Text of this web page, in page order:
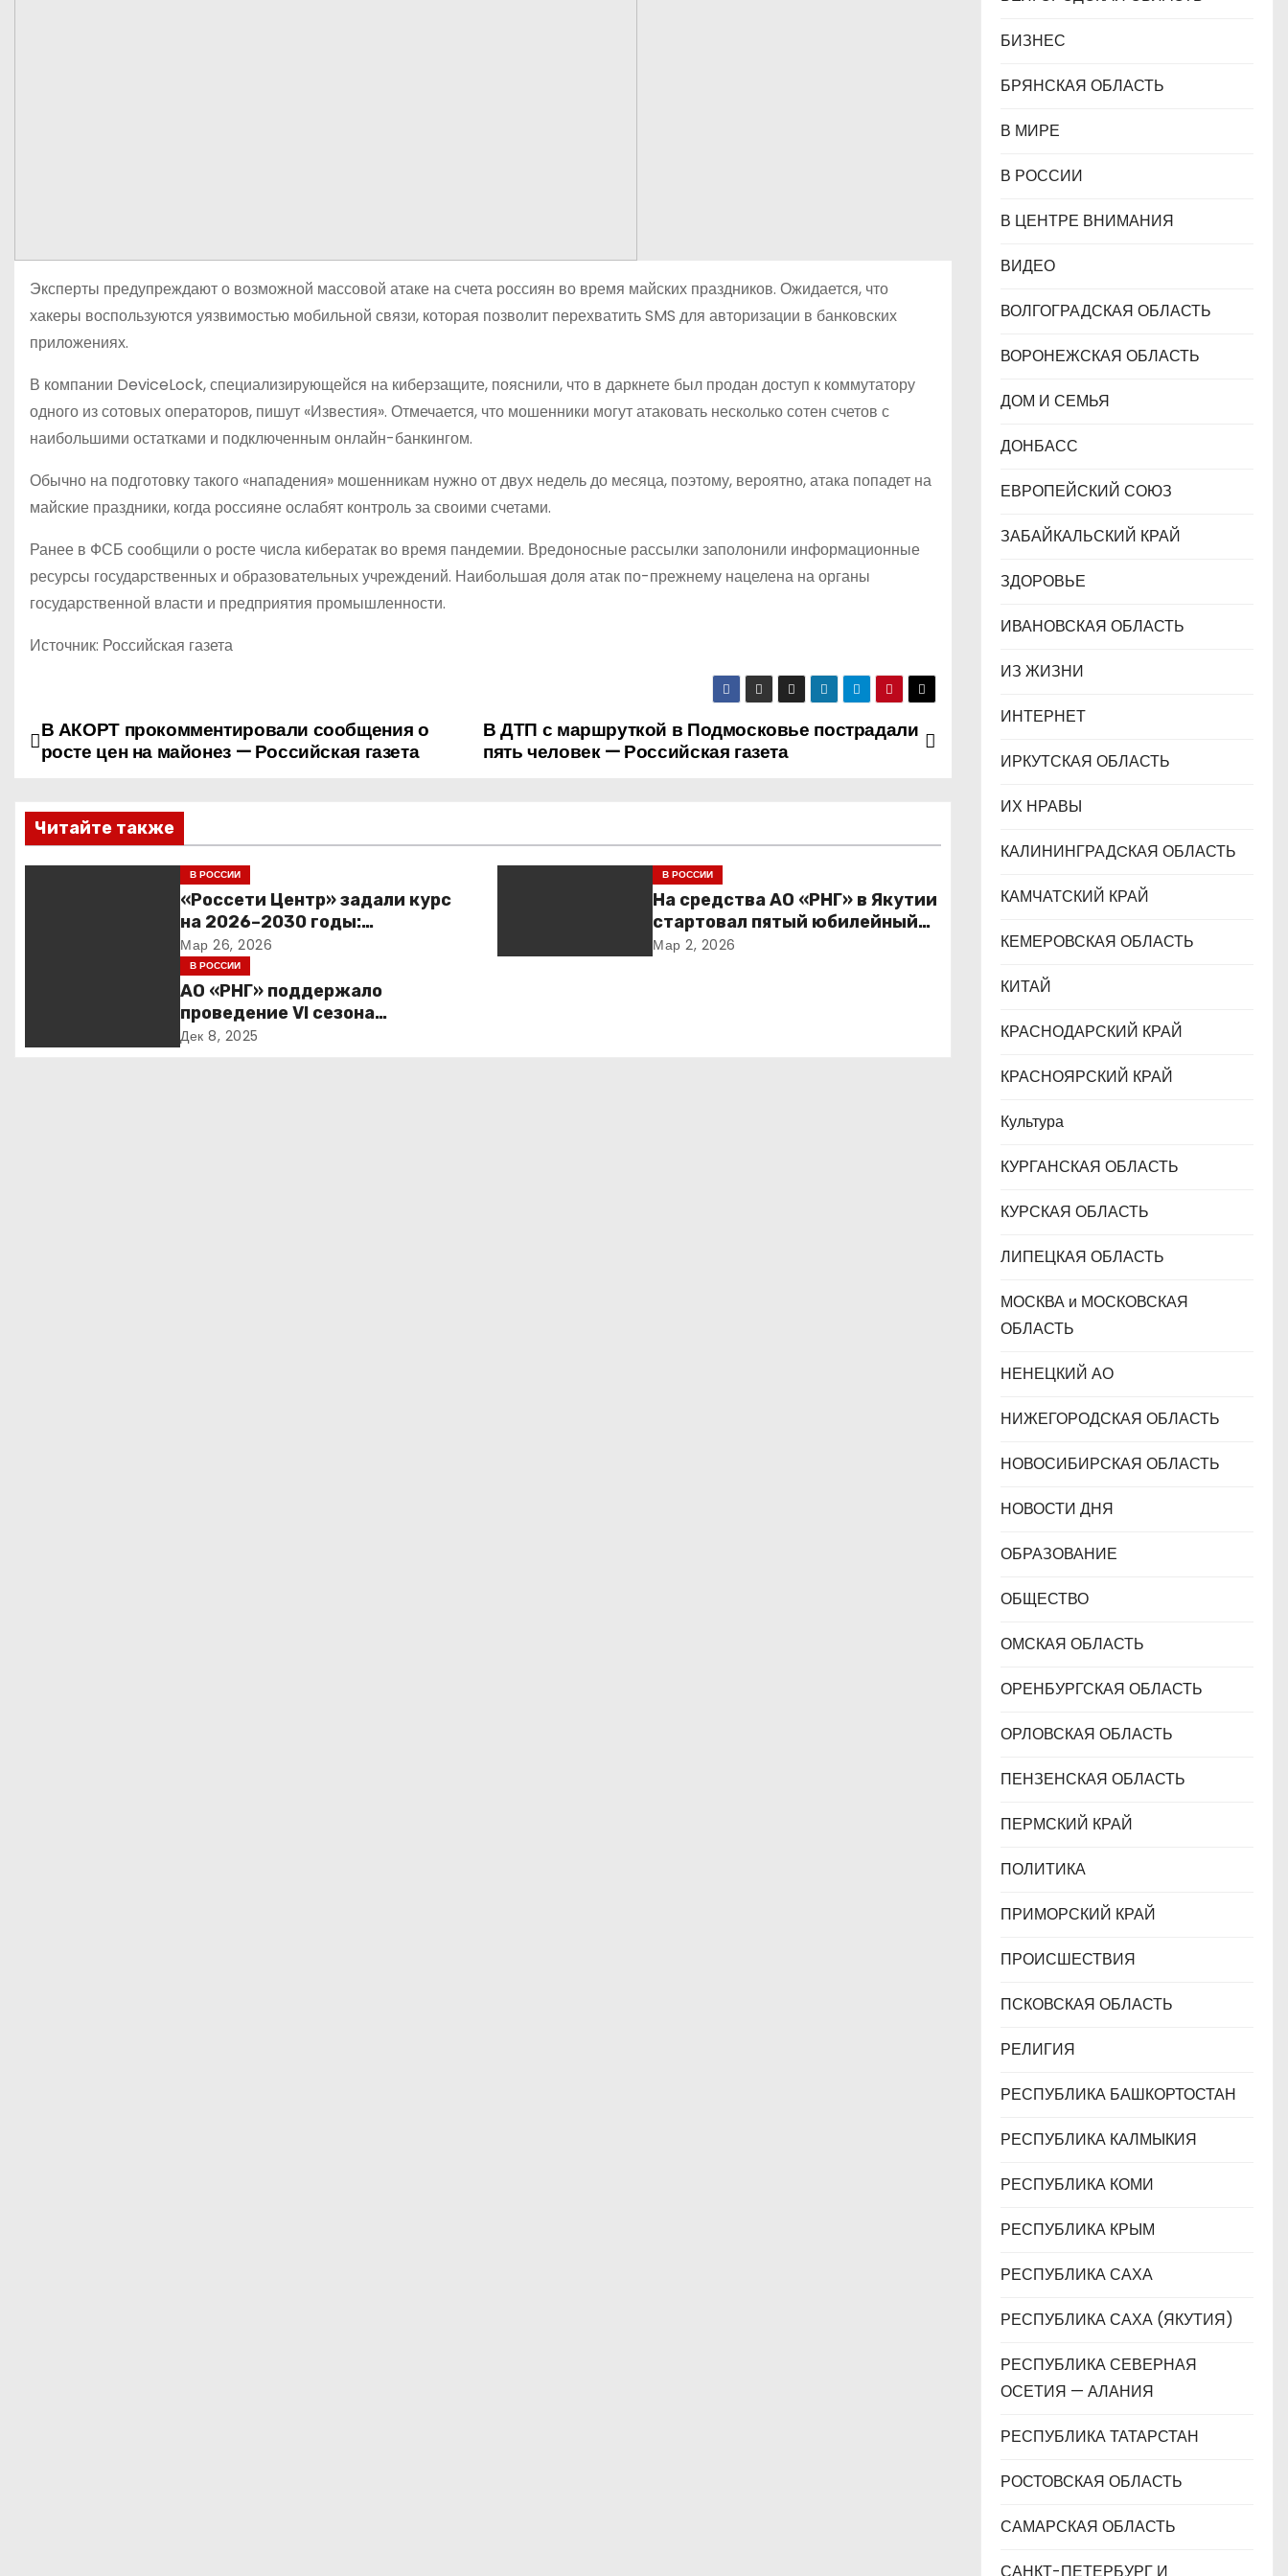
Эксперты предупреждают о возможной массовой атаке на счета россиян во время майских праздников. Ожидается, что
хакеры воспользуются уязвимостью мобильной связи, которая позволит перехватить SMS для авторизации в банковских
приложениях.
В компании DeviceLock, специализирующейся на киберзащите, пояснили, что в даркнете был продан доступ к коммутатору
одного из сотовых операторов, пишут «Известия». Отмечается, что мошенники могут атаковать несколько сотен счетов с
наибольшими остатками и подключенным онлайн-банкингом.
Обычно на подготовку такого «нападения» мошенникам нужно от двух недель до месяца, поэтому, вероятно, атака попадет на
майские праздники, когда россияне ослабят контроль за своими счетами.
Ранее в ФСБ сообщили о росте числа кибератак во время пандемии. Вредоносные рассылки заполонили информационные
ресурсы государственных и образовательных учреждений. Наибольшая доля атак по-прежнему нацелена на органы
государственной власти и предприятия промышленности.
Источник: Российская газета
Н
в
и
я
В ДТП с маршруткой в Подмосковье пострадали
пять человек — Российская газета
В АКОРТ прокомментировали сообщения о
росте цен на майонез — Российская газета
Читайте также
В РОССИИ
«Россети Центр» задали курс
на 2026–2030 годы:
инвестиции в надежность и
сбалансированная финансовая
политика
Мар 26, 2026
В РОССИИ
На средства АО «РНГ» в Якутии
стартовал пятый юбилейный
конкурс в сфере образования
Мар 2, 2026
В РОССИИ
АО «РНГ» поддержало
проведение VI сезона
международной детско-
Дек 8, 2025
БИЗНЕС
БРЯНСКАЯ ОБЛАСТЬ
В МИРЕ
В РОССИИ
В ЦЕНТРЕ ВНИМАНИЯ
ВИДЕО
ВОЛГОГРАДСКАЯ ОБЛАСТЬ
ВОРОНЕЖСКАЯ ОБЛАСТЬ
ДОМ И СЕМЬЯ
ДОНБАСС
ЕВРОПЕЙСКИЙ СОЮЗ
ЗАБАЙКАЛЬСКИЙ КРАЙ
ЗДОРОВЬЕ
ИВАНОВСКАЯ ОБЛАСТЬ
ИЗ ЖИЗНИ
ИНТЕРНЕТ
ИРКУТСКАЯ ОБЛАСТЬ
ИХ НРАВЫ
КАЛИНИНГРАДCКАЯ ОБЛАСТЬ
КАМЧАТСКИЙ КРАЙ
КЕМЕРОВСКАЯ ОБЛАСТЬ
КИТАЙ
КРАСНОДАРСКИЙ КРАЙ
КРАСНОЯРСКИЙ КРАЙ
Культура
КУРГАНСКАЯ ОБЛАСТЬ
КУРСКАЯ ОБЛАСТЬ
ЛИПЕЦКАЯ ОБЛАСТЬ
МОСКВА и МОСКОВСКАЯ
ОБЛАСТЬ
НЕНЕЦКИЙ АО
НИЖЕГОРОДСКАЯ ОБЛАСТЬ
НОВОСИБИРСКАЯ ОБЛАСТЬ
НОВОСТИ ДНЯ
ОБРАЗОВАНИЕ
ОБЩЕСТВО
ОМСКАЯ ОБЛАСТЬ
ОРЕНБУРГСКАЯ ОБЛАСТЬ
ОРЛОВСКАЯ ОБЛАСТЬ
ПЕНЗЕНСКАЯ ОБЛАСТЬ
ПЕРМСКИЙ КРАЙ
ПОЛИТИКА
ПРИМОРСКИЙ КРАЙ
ПРОИСШЕСТВИЯ
ПСКОВСКАЯ ОБЛАСТЬ
РЕЛИГИЯ
РЕСПУБЛИКА БАШКОРТОСТАН
РЕСПУБЛИКА КАЛМЫКИЯ
РЕСПУБЛИКА КОМИ
РЕСПУБЛИКА КРЫМ
РЕСПУБЛИКА САХА
РЕСПУБЛИКА САХА (ЯКУТИЯ)
РЕСПУБЛИКА СЕВЕРНАЯ
ОСЕТИЯ — АЛАНИЯ
РЕСПУБЛИКА ТАТАРСТАН
РОСТОВСКАЯ ОБЛАСТЬ
САМАРСКАЯ ОБЛАСТЬ